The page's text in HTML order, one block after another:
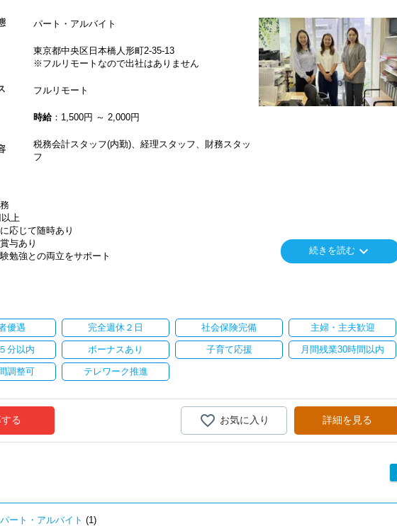
・財務・労務まで対応
しワンストップ支援
＞
／研修費は全額会社負担
・実務の学習会あり
目指す社員が多数
に向けた採用
材を募集
を経験できる点に魅力を感じ、入所を決めました。
てみてどうですか？
業務を任せてもらえるので、以前より成長スピードが上がったと感じています。
気は？
プ志向のある方
務を進められる方
提案業務に挑戦したい方
専門性を高めたい方
ジメントに関わりたい方
ュアル面談へ＞
面談を実施
キャリアを相談可
んに質問OK
パート・アルバイト
東京都中央区日本橋人形町2-35-13
※フルリモートなので出社はありません
フルリモート
時給：1,500円 ～ 2,000円
税務会計スタッフ(内勤)、経理スタッフ、財務スタッ
フ
上
応じて随時あり
与あり
勉強との両立をサポート
化が進んでいることから人も会社も生産性が求められており、当事務所でもDXを積極的に推進
りの力がそのまま事業運営に直結するところで、個人事務所ならではの面白さと実感が当事務所
。
ジが沢山ありますので、飽きることなく経験を積み重ねることができます。
らではの自由な雰囲気で、気負いなく業務に向かっています。
離も近く、先輩へ相談しながら業務を覚えていくことができます。
になりますので、目や脳が疲れたら、お茶やお菓子で糖分補給もしながら、作業を進めていま
務】
続きを読む keyboard_arrow_down
優遇 完全週休２日 社会保険完備 主婦・主夫歓迎
分以内 ボーナスあり 子育て応援 月間残業30時間以内
調整可 テレワーク推進
る 詳細を見る
お気に入り
パート・アルバイト (1)